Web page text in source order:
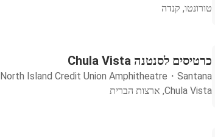
טורונטו, קנדה
כרטיסים לסנטנה Chula Vista
Santana
・
North Island Credit Union Amphitheatre
Chula Vista, ארצות הברית